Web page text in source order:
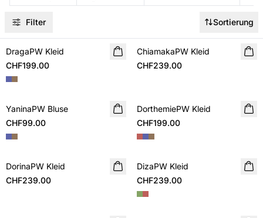
Filter Sortierung
NEUHEIT
DragaPW Kleid
CHF199.00
NEUHEIT
ChiamakaPW Kleid
CHF239.00
NEUHEIT
YaninaPW Bluse
CHF99.00
NEUHEIT
DorthemiePW Kleid
CHF199.00
NEUHEIT
DorinaPW Kleid
CHF239.00
NEUHEIT
DizaPW Kleid
CHF239.00
SALE